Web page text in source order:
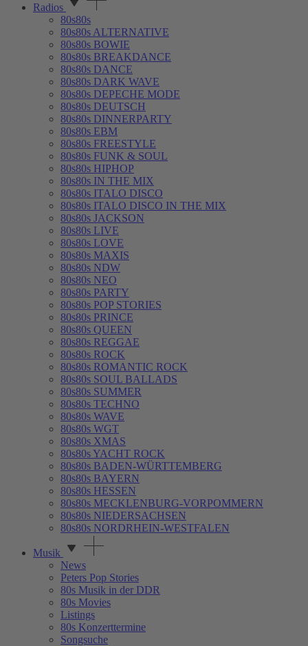
Radios
80s80s
80s80s ALTERNATIVE
80s80s BOWIE
80s80s BREAKDANCE
80s80s DANCE
80s80s DARK WAVE
80s80s DEPECHE MODE
80s80s DEUTSCH
80s80s DINNERPARTY
80s80s EBM
80s80s FREESTYLE
80s80s FUNK & SOUL
80s80s HIPHOP
80s80s IN THE MIX
80s80s ITALO DISCO
80s80s ITALO DISCO IN THE MIX
80s80s JACKSON
80s80s LIVE
80s80s LOVE
80s80s MAXIS
80s80s NDW
80s80s NEO
80s80s PARTY
80s80s POP STORIES
80s80s PRINCE
80s80s QUEEN
80s80s REGGAE
80s80s ROCK
80s80s ROMANTIC ROCK
80s80s SOUL BALLADS
80s80s SUMMER
80s80s TECHNO
80s80s WAVE
80s80s WGT
80s80s XMAS
80s80s YACHT ROCK
80s80s BADEN-WÜRTTEMBERG
80s80s BAYERN
80s80s HESSEN
80s80s MECKLENBURG-VORPOMMERN
80s80s NIEDERSACHSEN
80s80s NORDRHEIN-WESTFALEN
Musik
News
Peters Pop Stories
80s Musik in der DDR
80s Movies
Listings
80s Konzerttermine
Songsuche